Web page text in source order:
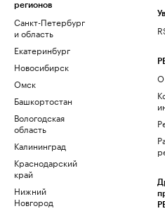
регионов
Санкт-Петербург
и область
Екатеринбург
Новосибирск
Омск
Башкортостан
Вологодская
область
Калининград
Краснодарский
край
Нижний
Новгород
О